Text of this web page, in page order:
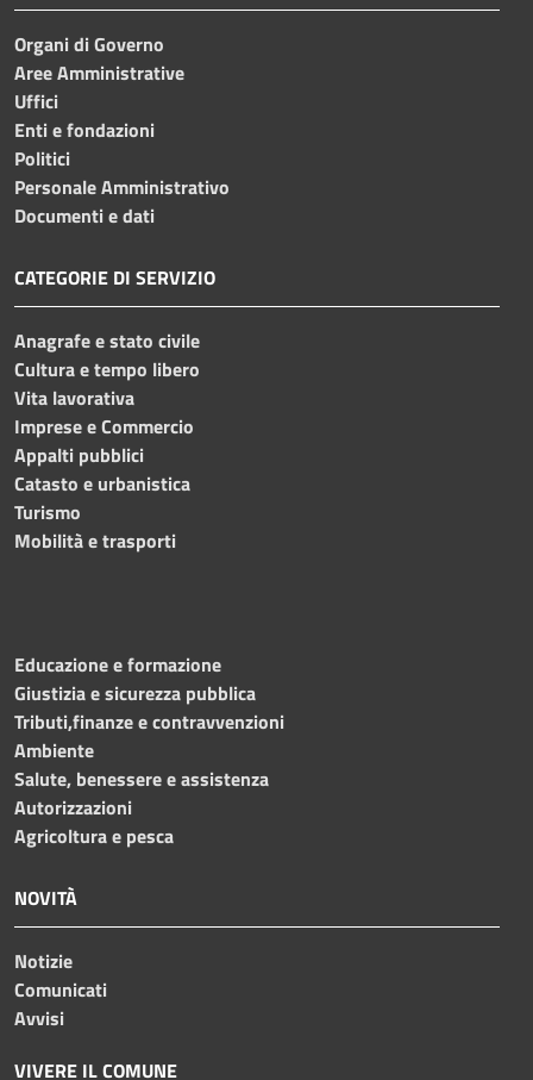
Organi di Governo
Aree Amministrative
Uffici
Enti e fondazioni
Politici
Personale Amministrativo
Documenti e dati
CATEGORIE DI SERVIZIO
Anagrafe e stato civile
Cultura e tempo libero
Vita lavorativa
Imprese e Commercio
Appalti pubblici
Catasto e urbanistica
Turismo
Mobilità e trasporti
Educazione e formazione
Giustizia e sicurezza pubblica
Tributi,finanze e contravvenzioni
Ambiente
Salute, benessere e assistenza
Autorizzazioni
Agricoltura e pesca
NOVITÀ
Notizie
Comunicati
Avvisi
VIVERE IL COMUNE